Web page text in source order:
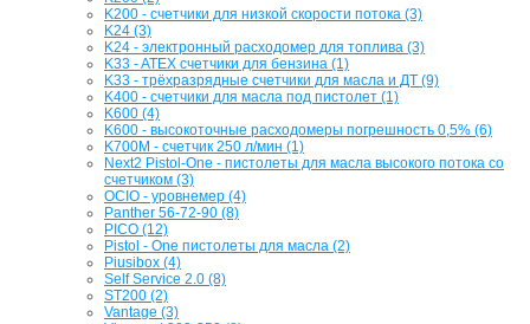
K200 - счетчики для низкой скорости потока (3)
K24 (3)
K24 - электронный расходомер для топлива (3)
K33 - ATEX счетчики для бензина (1)
K33 - трёхразрядные счетчики для масла и ДТ (9)
K400 - счетчики для масла под пистолет (1)
K600 (4)
K600 - высокоточные расходомеры погрешность 0,5% (6)
K700M - счетчик 250 л/мин (1)
Next2 Pistol-One - пистолеты для масла высокого потока со
счетчиком (3)
OCIO - уровнемер (4)
Panther 56-72-90 (8)
PICO (12)
Pistol - One пистолеты для масла (2)
Piusibox (4)
Self Service 2.0 (8)
ST200 (2)
Vantage (3)